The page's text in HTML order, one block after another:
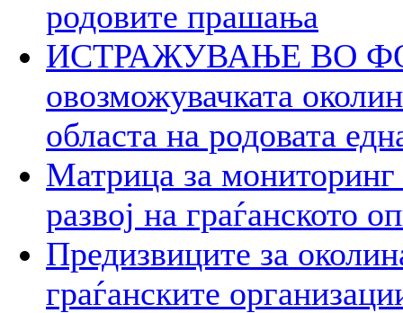
родовите прашања
ИСТРАЖУВАЊЕ ВО
овозможувачката
областа на родовата
Матрица за мониторинг
развој на граѓанското
Предизвиците за
граѓанските